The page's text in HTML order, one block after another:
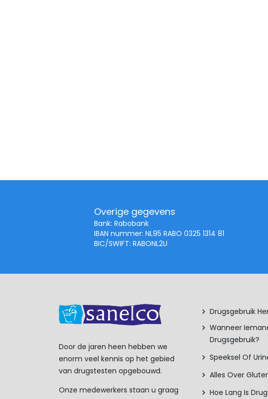
Overige gegevens
Bank: Rabobank
IBAN nummer: NL95 RABO 0325 1314 81
BIC/SWIFT: RABONL2U
Door de jaren heen hebben we
enorm veel kennis op het gebied
van drugstesten opgebouwd.
Onze medewerkers staan u graag
Drugsgebruik
Wanneer
Drugsgebruik?
Speeksel Of
Alles Over
Hoe Lang Is